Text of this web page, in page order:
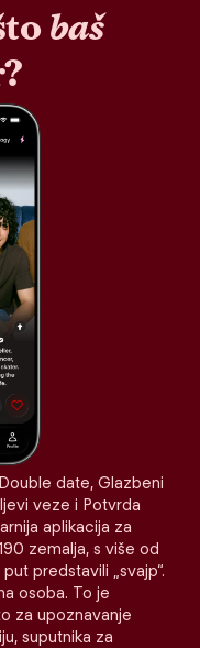
baš
date, Glazbeni
veze i Potvrda
aplikacija za
zemalja, s više od
predstavili „svajp“.
osoba. To je
za upoznavanje
suputnika za